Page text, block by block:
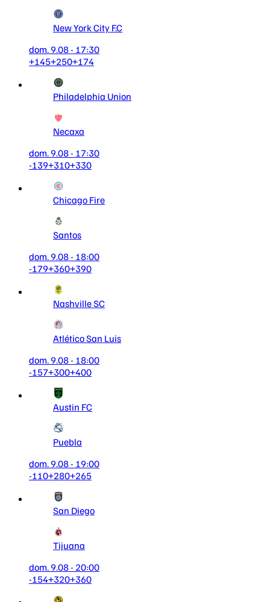
New York City F.C
dom. 9.08 - 17:30
+145+250+174
Philadelphia Union
Necaxa
dom. 9.08 - 17:30
-139+310+330
Chicago Fire
Santos
dom. 9.08 - 18:00
-179+360+390
Nashville SC
Atlético San Luis
dom. 9.08 - 18:00
-157+300+400
Austin FC
Puebla
dom. 9.08 - 19:00
-110+280+265
San Diego
Tijuana
dom. 9.08 - 20:00
-154+320+360